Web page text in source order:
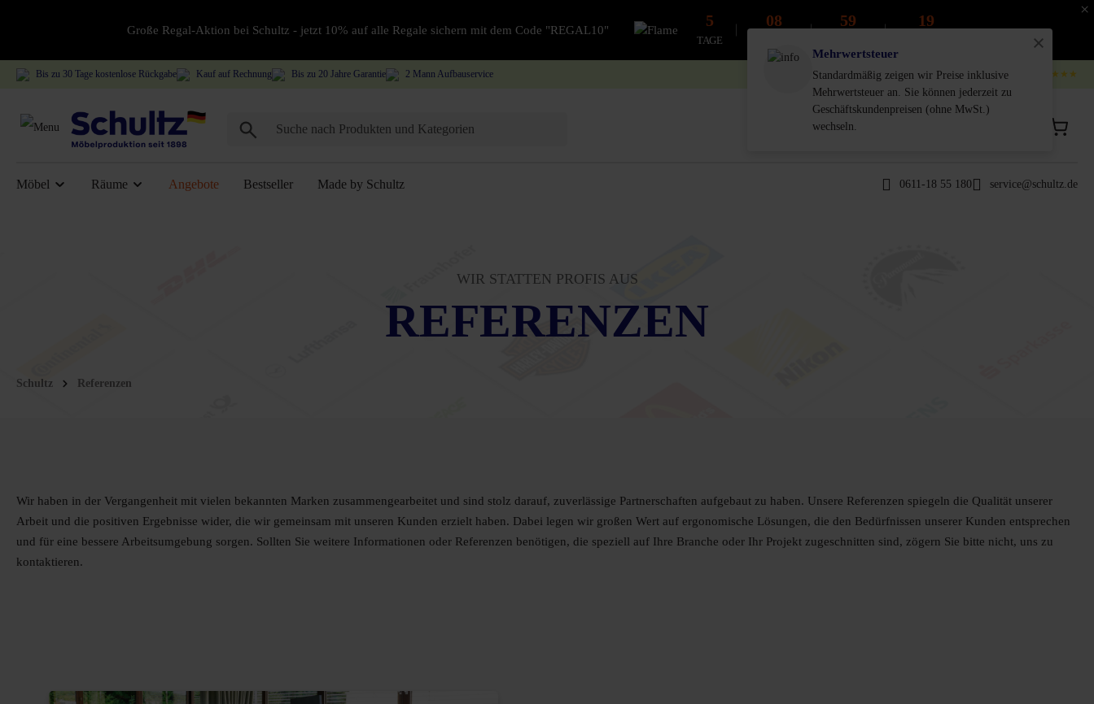
×
Große Regal-Aktion bei Schultz - jetzt 10% auf alle Regale sichern mit dem Code "REGAL10"
5
TAGE
08 59 17
Bis zu 30 Tage kostenlose Rückgabe Kauf auf Rechnung Bis zu 20 Jahre Garantie 2 Mann Aufbauservice 4.9 ★★★★★
Privatkunde
Möbel Räume Angebote Bestseller Made by Schultz 0611-18 55 180 service@schultz.de
WIR STATTEN PROFIS AUS
REFERENZEN
Schultz Referenzen
Wir haben in der Vergangenheit mit vielen bekannten Marken zusammengearbeitet und sind stolz darauf, zuverlässige Partnerschaften aufgebaut zu haben. Unsere Referenzen spiegeln die Qualität unserer
Arbeit und die positiven Ergebnisse wider, die wir gemeinsam mit unseren Kunden erzielt haben. Dabei legen wir großen Wert auf ergonomische Lösungen, die den Bedürfnissen unserer Kunden entsprechen
und für eine bessere Arbeitsumgebung sorgen. Sollten Sie weitere Informationen oder Referenzen benötigen, die speziell auf Ihre Branche oder Ihr Projekt zugeschnitten sind, zögern Sie bitte nicht, uns zu
kontaktieren.
Mehrwertsteuer
Standardmäßig zeigen wir Preise inklusive
Mehrwertsteuer an. Sie können jederzeit zu
Geschäftskundenpreisen (ohne MwSt.)
wechseln.